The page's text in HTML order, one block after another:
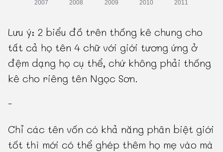
Lưu ý: 2 biểu đồ trên thống kê chung cho
tất cả họ tên 4 chữ với giới tương ứng ở
đệm dạng họ cụ thể, chứ không phải thống
kê cho riêng tên Ngọc Sơn.
-
Chỉ các tên vốn có khả năng phân biệt giới
tốt thì mới có thể ghép thêm họ mẹ vào mà